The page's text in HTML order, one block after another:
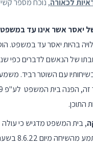
לכאורה, נוכח מספר
של יאסר אשר אינו עד
בהיות יאסר עד במשפט.
של הנאשם לדברים כפי
בשיחותיו עם השוטר רביד.
בית המשפט לע"פ 5140/99
התוכן.
, בית המשפט מדגיש כי עולה